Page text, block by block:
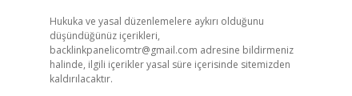
Hukuka ve yasal düzenlemelere aykırı olduğunu
düşündüğünüz içerikleri,
backlinkpanelicomtr@gmail.com adresine bildirmeniz
halinde, ilgili içerikler yasal süre içerisinde sitemizden
kaldırılacaktır.